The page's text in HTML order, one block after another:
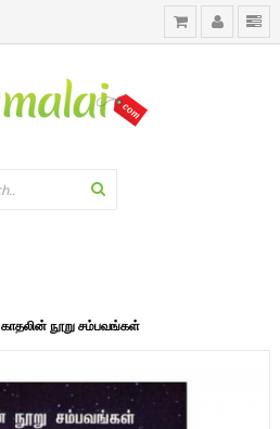
காதலின் நூறு சம்பவங்கள்